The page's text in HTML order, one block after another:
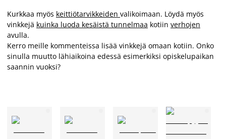
Kurkkaa myös keittiötarvikkeiden valikoimaan. Löydä myös
vinkkejä kuinka luoda kesäistä tunnelmaa kotiin verhojen
avulla.
Kerro meille kommenteissa lisää vinkkejä omaan kotiin. Onko
sinulla muutto lähiaikoina edessä esimerkiksi opiskelupaikan
saannin vuoksi?